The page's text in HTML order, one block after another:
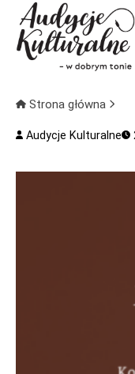
Strona główna
Audycje Kulturalne